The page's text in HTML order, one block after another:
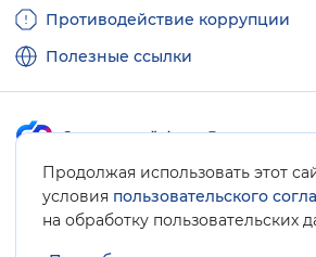
Продолжая использовать этот
условия пользовательского
на обработку пользовательских
Противодействие коррупции
Полезные ссылки
Карта сайта